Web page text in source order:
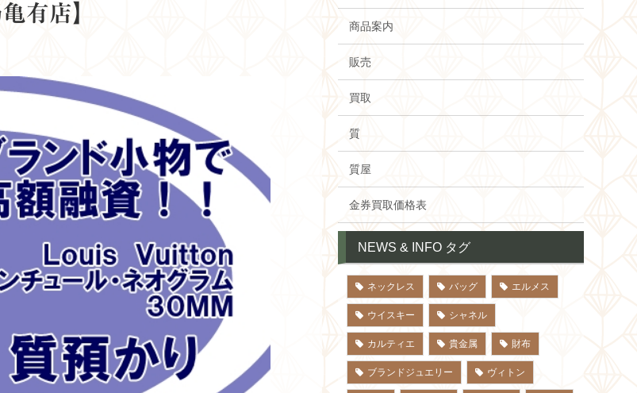
有店】
商品案内
販売
買取
質
質屋
金券買取価格表
NEWS & INFO タグ
ネックレス バッグ エルメス
ウイスキー シャネル
カルティエ 貴金属 財布
ブランドジュエリー ヴィトン